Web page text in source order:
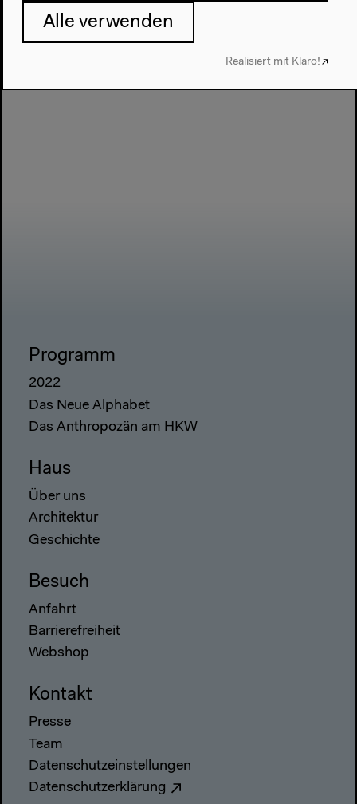
Programm
2022
Das Neue Alphabet
Das Anthropozän am HKW
Haus
Über uns
Architektur
Geschichte
Besuch
Anfahrt
Barrierefreiheit
Webshop
Kontakt
Presse
Team
Datenschutzeinstellungen
Datenschutzerklärung
Alle verwenden
Realisiert mit Klaro!